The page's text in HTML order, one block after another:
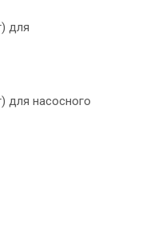
для
для насосного